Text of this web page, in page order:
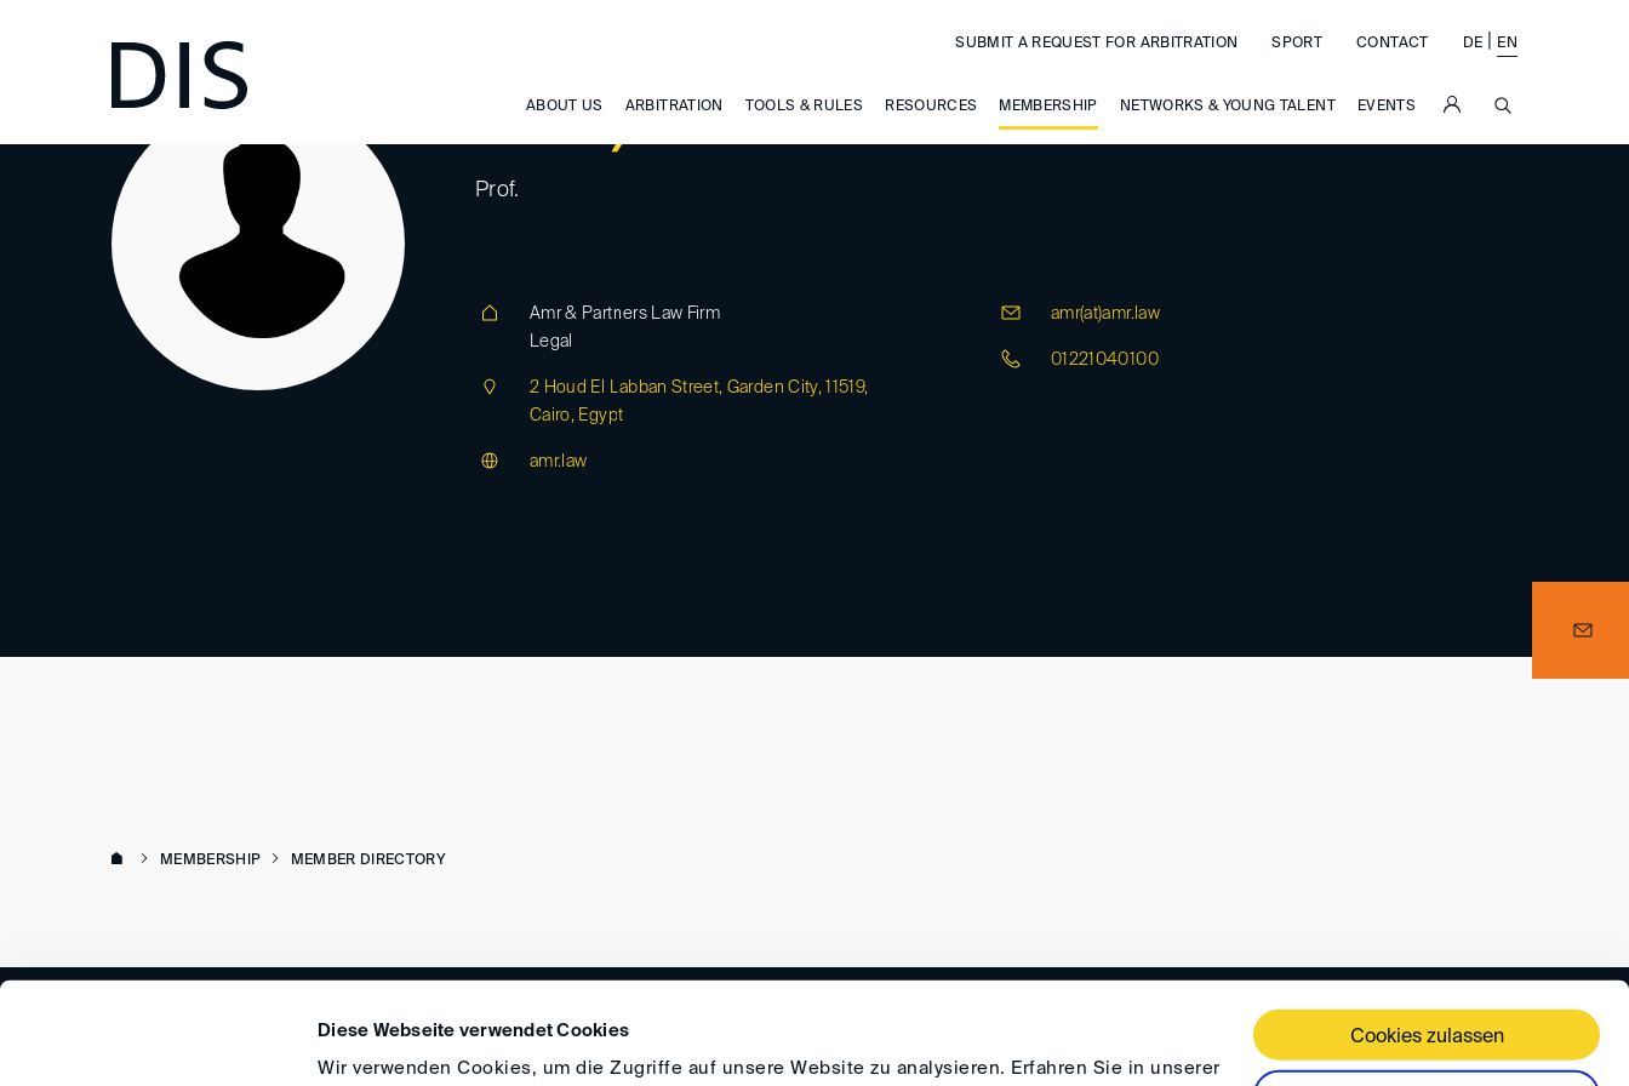
Diese Webseite verwendet Cookies
Wir verwenden Cookies, um die Zugriffe auf unsere Website zu analysieren. Erfahren Sie in unserer
Cookies zulassen
ABOUT US ARBITRATION TOOLS & RULES RESOURCES MEMBERSHIP NETWORKS & YOUNG TALENT EVENTS
SUBMIT A REQUEST FOR ARBITRATION SPORT CONTACT DE EN
AMR, MOHAMED
Prof.
Amr & Partners Law Firm
Legal
2 Houd El Labban Street, Garden City, 11519,
Cairo, Egypt
amr.law
amr(at)amr.law
01221040100
MEMBERSHIP MEMBER DIRECTORY
GENERAL TERMS AND CONDITIONS